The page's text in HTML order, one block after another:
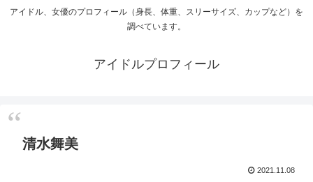
アイドル、女優のプロフィール（身長、体重、スリーサイズ、カップなど）を
調べています。
アイドルプロフィール
清水舞美
2021.11.08